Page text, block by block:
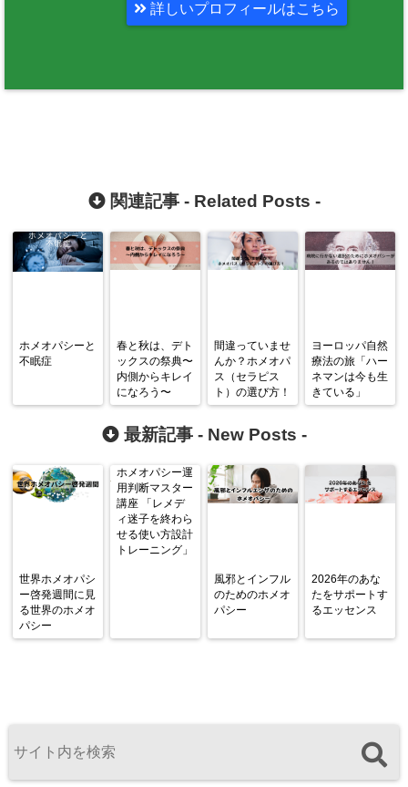
詳しいプロフィールはこちら
関連記事 - Related Posts -
ホメオパシーと
不眠症
春と秋は、デト
ックスの祭典〜
内側からキレイ
になろう〜
間違っていませ
んか？ホメオパ
ス（セラピス
ト）の選び方！
ヨーロッパ自然
療法の旅「ハー
ネマンは今も生
きている」
最新記事 - New Posts -
世界ホメオパシ
ー啓発週間に見
る世界のホメオ
パシー
ホメオパシー運
用判断マスター
講座 「レメデ
ィ迷子を終わら
せる使い方設計
トレーニング」
風邪とインフル
のためのホメオ
パシー
2026年のあな
たをサポートす
るエッセンス